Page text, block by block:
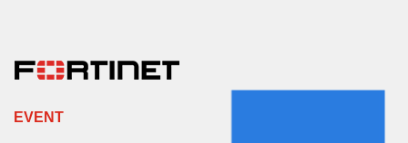
EVENT